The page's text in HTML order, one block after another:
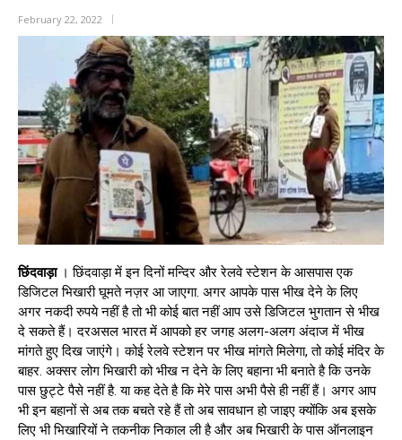
February 22, 2022
छिंदवाड़ा। छिंदवाड़ा में इन दिनों मन्दिर और रेलवे स्टेशन के आसपास एक
डिजिटल भिखारी घूमते नज़र आ जाएगा. अगर आपके पास भीख देने के लिए
अगर नकदी रुपये नहीं है तो भी कोई बात नहीं आप उसे डिजिटल भुगतान से भीख
दे सकते हैं। दरअसल भारत में आपको हर जगह अलग-अलग अंदाज में भीख
मांगते हुए दिख जाएंगे। कोई रेलवे स्टेशन पर भीख मांगते मिलेगा, तो कोई मंदिर के
बाहर. अक्सर लोग भिखारी को भीख न देने के लिए बहाना भी बनाते है कि उनके
पास छुट्टे पैसे नहीं है. या कह देते है कि मेरे पास अभी पैसे ही नहीं हैं। अगर आप
भी इन बहानों से अब तक बचते रहे हैं तो अब सावधान हो जाइए क्योंकि अब इसके
लिए भी भिखारियों ने तकनीक निकाल ली है और अब भिखारी के पास ऑनलाइन